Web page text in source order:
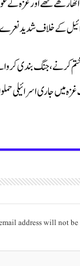
کے خلاف شدید
کرنے، جنگ بندی
میں جاری اسرائیلی
address will not